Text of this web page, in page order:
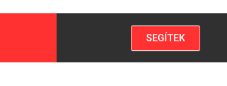
SEGÍTEK